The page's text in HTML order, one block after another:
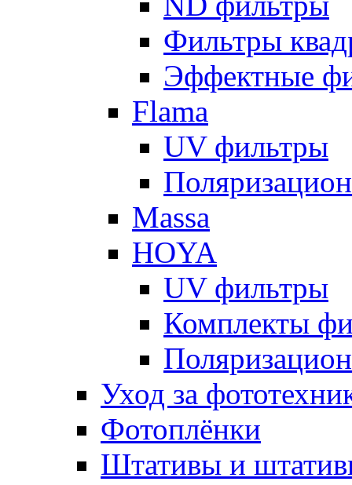
Фильтры
Эффектные
Flama
UV фильтры
Massa
HOYA
UV фильтры
Комплекты
Уход за
Фотоплёнки
Штативы и